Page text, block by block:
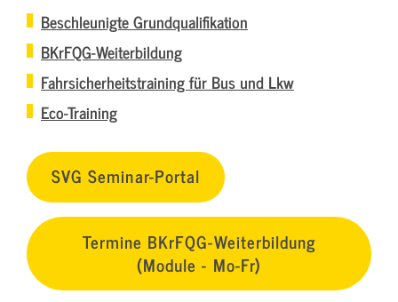
Beschleunigte Grundqualifikation
BKrFQG-Weiterbildung
Fahrsicherheitstraining für Bus und Lkw
Eco-Training
SVG Seminar-Portal
Termine BKrFQG-Weiterbildung
(Module - Mo-Fr)